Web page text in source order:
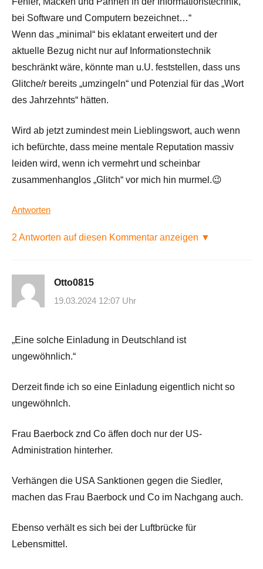
bei Software und Computern bezeichnet…“
Wenn das „minimal“ bis eklatant erweitert und der
aktuelle Bezug nicht nur auf Informationstechnik
beschränkt wäre, könnte man u.U. feststellen, dass uns
Glitche/r bereits „umzingeln“ und Potenzial für das „Wort
des Jahrzehnts“ hätten.
Wird ab jetzt zumindest mein Lieblingswort, auch wenn
ich befürchte, dass meine mentale Reputation massiv
leiden wird, wenn ich vermehrt und scheinbar
zusammenhanglos „Glitch“ vor mich hin murmel.😉
Antworten
2 Antworten auf diesen Kommentar anzeigen ▼
Otto0815
19.03.2024 12:07 Uhr
„Eine solche Einladung in Deutschland ist
ungewöhnlich.“
Derzeit finde ich so eine Einladung eigentlich nicht so
ungewöhnlch.
Frau Baerbock znd Co äffen doch nur der US-
Administration hinterher.
Verhängen die USA Sanktionen gegen die Siedler,
machen das Frau Baerbock und Co im Nachgang auch.
Ebenso verhält es sich bei der Luftbrücke für
Lebensmittel.